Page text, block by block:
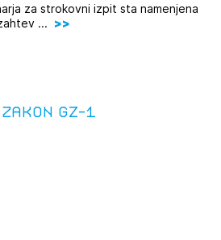
za strokovni izpit sta namenjena
...
GZ-1